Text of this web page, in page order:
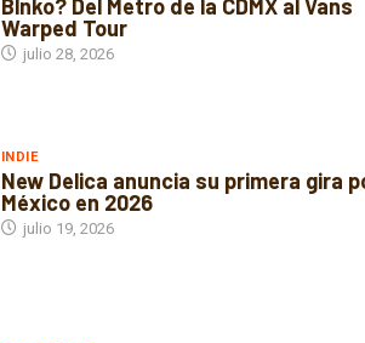
Blnko? Del Metro de la CDMX al Vans
Warped Tour
julio 28, 2026
INDIE
New Delica anuncia su primera gira
México en 2026
julio 19, 2026